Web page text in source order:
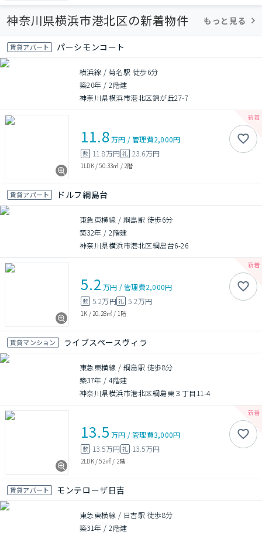
神奈川県横浜市港北区の新着物件 もっと見る
賃貸アパート パーシモンコート
横浜線 / 菊名駅 徒歩6分
築20年 /2階建
神奈川県横浜市港北区錦が丘27-7
11.8万円 /管理費2,000円
敷 11.8万円 礼 23.6万円
1LDK/50.33㎡ / 2階
賃貸アパート ドルフ綱島台
東急東横線 / 綱島駅 徒歩6分
築32年 /2階建
神奈川県横浜市港北区綱島台6-26
5.2 万円 /管理費2,000円
敷 5.2万円礼 5.2万円
1K / 20.28㎡ / 1階
賃貸マンション ライブスペースヴィラ
東急東横線 / 綱島駅 徒歩8分
築37年 /4階建
神奈川県横浜市港北区綱島東３丁目11-4
13.5 万円 /管理費3,000円
敷 13.5万円 礼 13.5万円
2LDK/52㎡ / 2階
賃貸アパート モンテローザ日吉
東急東横線 / 日吉駅 徒歩8分
築31年 /2階建